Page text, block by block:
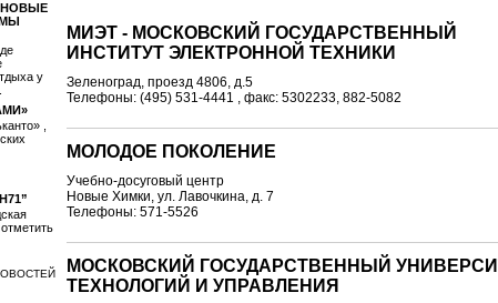
НОВЫЕ
у
,
отметить
МИЭТ - МОСКОВСКИЙ ГОСУДАРСТВЕННЫЙ
ИНСТИТУТ ЭЛЕКТРОННОЙ ТЕХНИКИ
Зеленоград, проезд 4806, д.5
Телефоны: (495) 531-4441 , факс: 5302233, 882-5082
МОЛОДОЕ ПОКОЛЕНИЕ
Учебно-досуговый центр
Новые Химки, ул. Лавочкина, д. 7
Телефоны: 571-5526
МОСКОВСКИЙ ГОСУДАРСТВЕННЫЙ
ТЕХНОЛОГИЙ И УПРАВЛЕНИЯ